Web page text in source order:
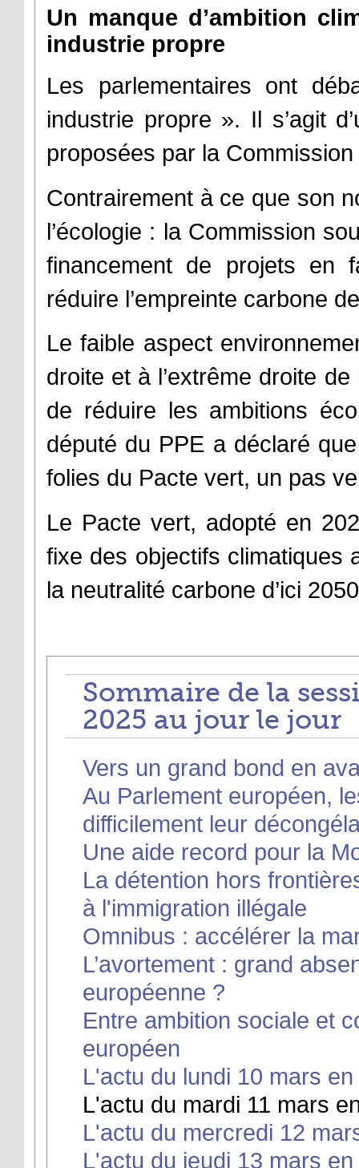
Un manque d’ambition
industrie propre
Les parlementaires ont
industrie propre ». Il s’agit
proposées par la
Contrairement à ce que son
l’écologie : la Commission
financement de projets en
réduire l’empreinte carbone
Le faible aspect
droite et à l’extrême droite
de réduire les ambitions
député du PPE a déclaré
folies du Pacte vert, un pas
Le Pacte vert, adopté en
fixe des objectifs climatiques
la neutralité carbone d’ici
Sommaire de la
2025 au jour le jour
Vers un grand bond en
Au Parlement européen,
difficilement leur
Une aide record pour la
La détention hors
à l'immigration illégale
Omnibus : accélérer la
L’avortement : grand
européenne ?
Entre ambition sociale et
européen
L'actu du lundi 10 mars
L'actu du mardi 11 mars
L'actu du mercredi 12
L'actu du jeudi 13 mars